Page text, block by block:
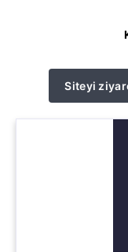
Siteyi